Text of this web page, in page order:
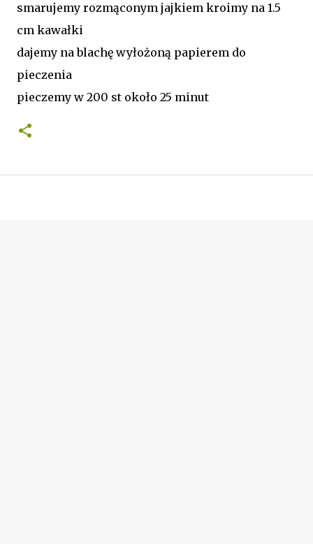
smarujemy rozmąconym jajkiem kroimy na 1.5
cm kawałki
dajemy na blachę wyłożoną papierem do
pieczenia
pieczemy w 200 st około 25 minut